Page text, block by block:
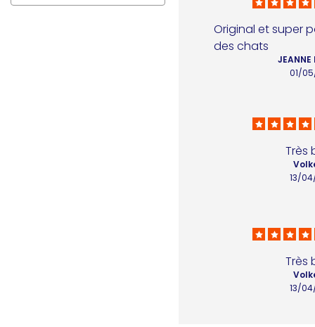
Original et super
des chats
01/
JEANNE
Très
13/
Très
13/